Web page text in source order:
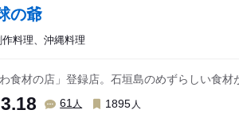
の爺
料理、沖縄料理
食材の店」登録店。石垣島のめずらしい食材
3.18 61 人 1895 人